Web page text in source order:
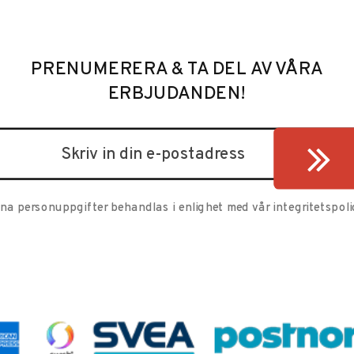
PRENUMERERA & TA DEL AV VÅRA
ERBJUDANDEN!
personuppgifter behandlas i enlighet med vår